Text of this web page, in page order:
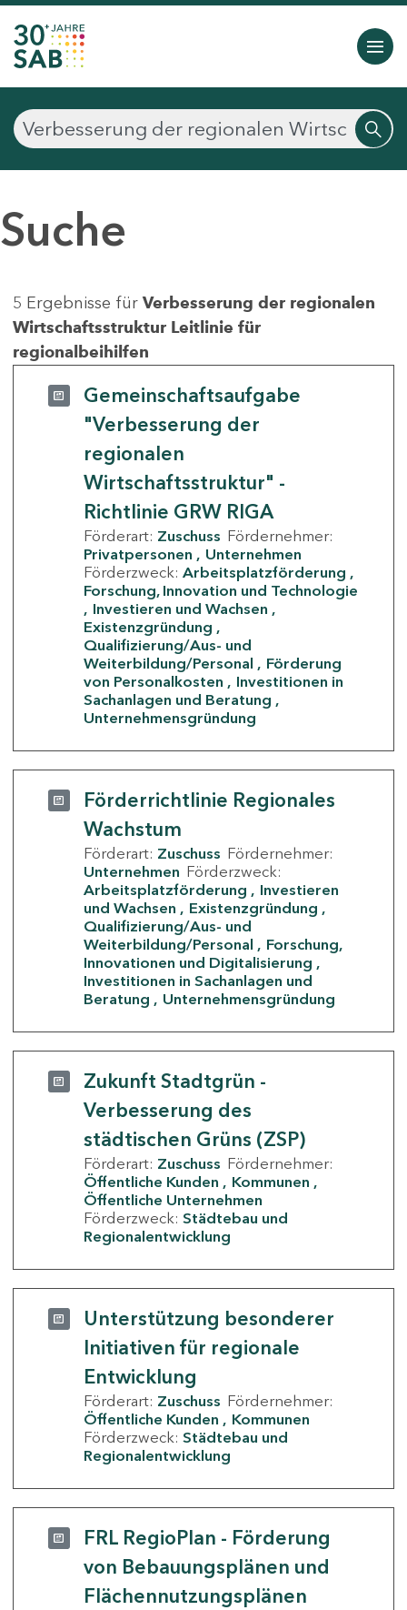
Suche
5 Ergebnisse für Verbesserung der regionalen
Wirtschaftsstruktur Leitlinie für
regionalbeihilfen
Gemeinschaftsaufgabe
"Verbesserung der
regionalen
Wirtschaftsstruktur" -
Richtlinie GRW RIGA
Förderart: Zuschuss Fördernehmer:
Privatpersonen
Unternehmen
Förderzweck: Arbeitsplatzförderung
Forschung, Innovation und Technologie
Investieren und Wachsen
Existenzgründung
Qualifizierung/Aus- und
Weiterbildung/Personal
Förderung
von Personalkosten
Investitionen in
Sachanlagen und Beratung
Unternehmensgründung
Förderrichtlinie Regionales
Wachstum
Förderart: Zuschuss Fördernehmer:
Unternehmen Förderzweck:
Arbeitsplatzförderung
Investieren
und Wachsen
Existenzgründung
Qualifizierung/Aus- und
Weiterbildung/Personal
Forschung,
Innovationen und Digitalisierung
Investitionen in Sachanlagen und
Beratung
Unternehmensgründung
Zukunft Stadtgrün -
Verbesserung des
städtischen Grüns (ZSP)
Förderart: Zuschuss Fördernehmer:
Öffentliche Kunden
Kommunen
Öffentliche Unternehmen
Förderzweck: Städtebau und
Regionalentwicklung
Unterstützung besonderer
Initiativen für regionale
Entwicklung
Förderart: Zuschuss Fördernehmer:
Öffentliche Kunden
Kommunen
Förderzweck: Städtebau und
Regionalentwicklung
FRL RegioPlan - Förderung
von Bebauungsplänen und
Flächennutzungsplänen